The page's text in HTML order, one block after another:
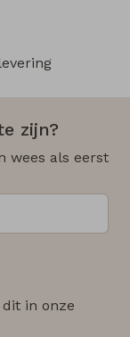
zijn?
wees als eerst
in onze